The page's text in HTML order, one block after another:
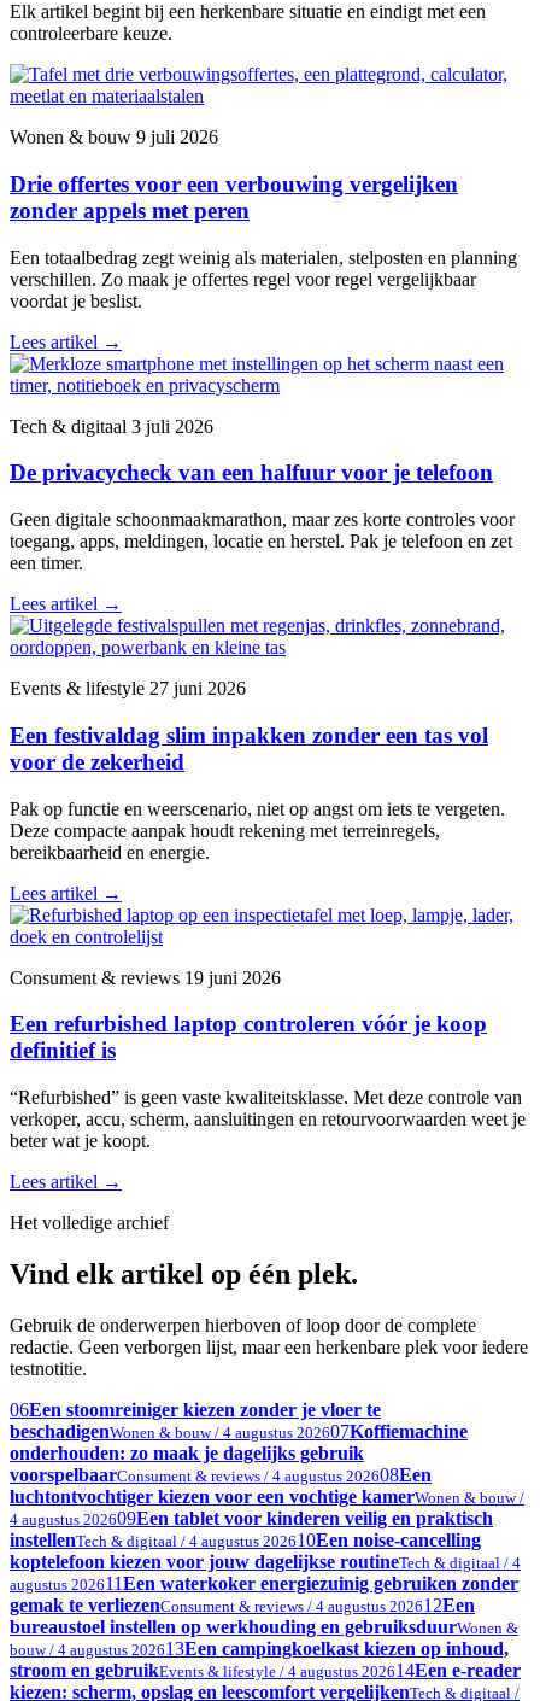
Elk artikel begint bij een herkenbare situatie en eindigt met een
controleerbare keuze.
Wonen & bouw 9 juli 2026
Drie offertes voor een verbouwing vergelijken
zonder appels met peren
Een totaalbedrag zegt weinig als materialen, stelposten en planning
verschillen. Zo maak je offertes regel voor regel vergelijkbaar
voordat je beslist.
Lees artikel →
Tech & digitaal 3 juli 2026
De privacycheck van een halfuur voor je telefoon
Geen digitale schoonmaakmarathon, maar zes korte controles voor
toegang, apps, meldingen, locatie en herstel. Pak je telefoon en zet
een timer.
Lees artikel →
Events & lifestyle 27 juni 2026
Een festivaldag slim inpakken zonder een tas vol
voor de zekerheid
Pak op functie en weerscenario, niet op angst om iets te vergeten.
Deze compacte aanpak houdt rekening met terreinregels,
bereikbaarheid en energie.
Lees artikel →
Consument & reviews 19 juni 2026
Een refurbished laptop controleren vóór je koop
definitief is
“Refurbished” is geen vaste kwaliteitsklasse. Met deze controle van
verkoper, accu, scherm, aansluitingen en retourvoorwaarden weet je
beter wat je koopt.
Lees artikel →
Het volledige archief
Vind elk artikel op één plek.
Gebruik de onderwerpen hierboven of loop door de complete
redactie. Geen verborgen lijst, maar een herkenbare plek voor iedere
testnotitie.
06Een stoomreiniger kiezen zonder je vloer te
beschadigenWonen & bouw / 4 augustus 202607Koffiemachine
onderhouden: zo maak je dagelijks gebruik
voorspelbaarConsument & reviews / 4 augustus 202608Een
luchtontvochtiger kiezen voor een vochtige kamerWonen & bouw /
4 augustus 202609Een tablet voor kinderen veilig en praktisch
instellenTech & digitaal / 4 augustus 202610Een noise-cancelling
koptelefoon kiezen voor jouw dagelijkse routineTech & digitaal / 4
augustus 202611Een waterkoker energiezuinig gebruiken zonder
gemak te verliezenConsument & reviews / 4 augustus 202612Een
bureaustoel instellen op werkhouding en gebruiksduurWonen &
bouw / 4 augustus 202613Een campingkoelkast kiezen op inhoud,
stroom en gebruikEvents & lifestyle / 4 augustus 202614Een e-reader
kiezen: scherm, opslag en leescomfort vergelijkenTech & digitaal /